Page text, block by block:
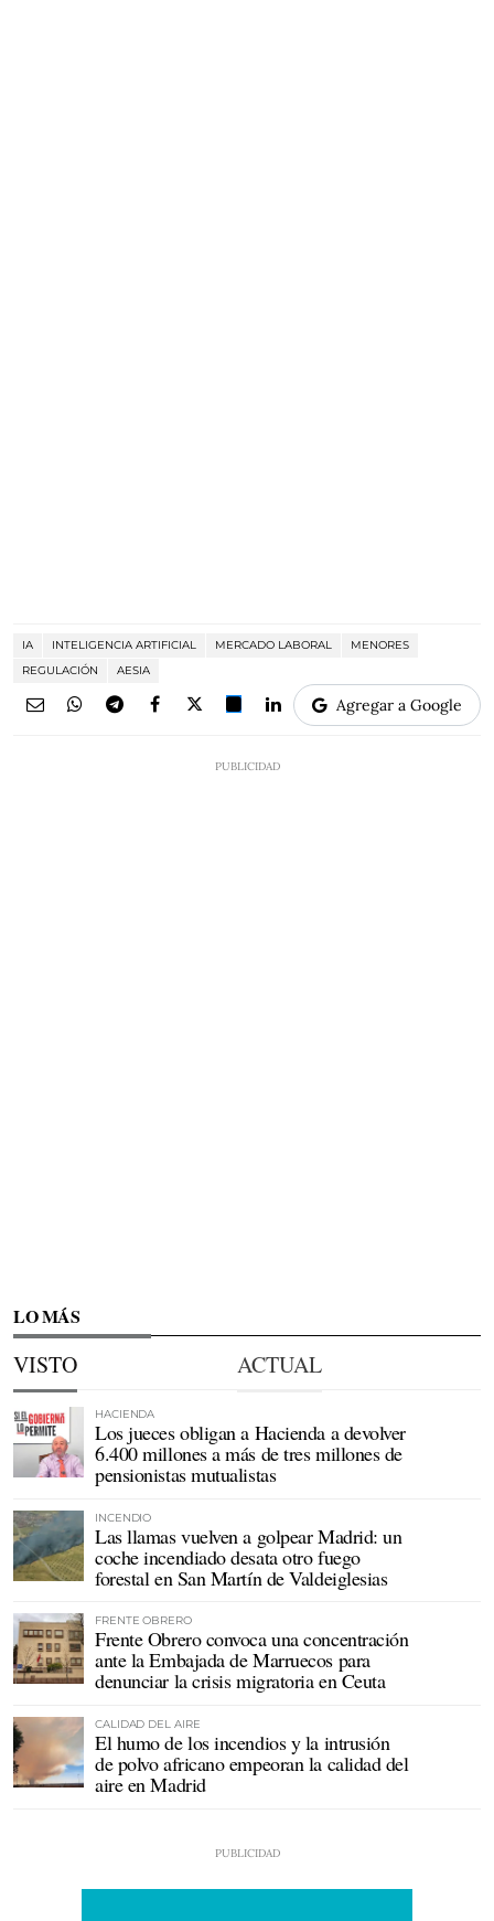
IA INTELIGENCIA ARTIFICIAL MERCADO LABORAL
MENORES
REGULACIÓN
AESIA
Agregar a Google
LO MÁS
VISTO ACTUAL
HACIENDA
Los jueces obligan a Hacienda a devolver
6.400 millones a más de tres millones de
pensionistas mutualistas
INCENDIO
Las llamas vuelven a golpear Madrid: un
coche incendiado desata otro fuego
forestal en San Martín de Valdeiglesias
FRENTE OBRERO
Frente Obrero convoca una concentración
ante la Embajada de Marruecos para
denunciar la crisis migratoria en Ceuta
CALIDAD DEL AIRE
El humo de los incendios y la intrusión
de polvo africano empeoran la calidad del
aire en Madrid